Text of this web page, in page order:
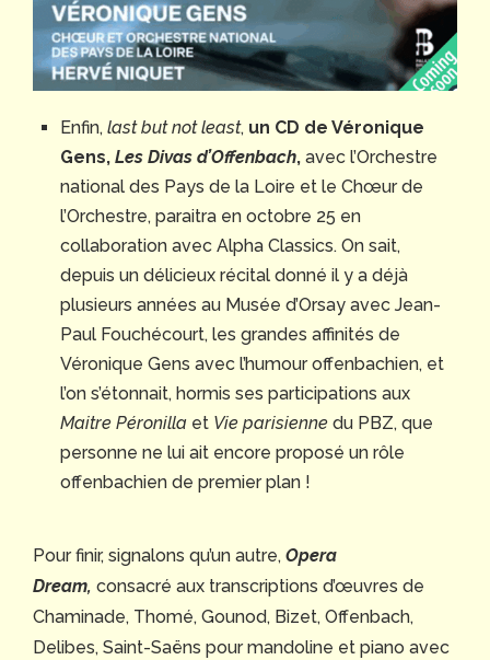
Enfin, last but not least, un CD de Véronique
Gens, Les Divas d’Offenbach, avec l’Orchestre
national des Pays de la Loire et le Chœur de
l’Orchestre, paraitra en octobre 25 en
collaboration avec Alpha Classics. On sait,
depuis un délicieux récital donné il y a déjà
plusieurs années au Musée d’Orsay avec Jean-
Paul Fouchécourt, les grandes affinités de
Véronique Gens avec l’humour offenbachien, et
l’on s’étonnait, hormis ses participations aux
Maitre Péronilla et Vie parisienne du PBZ, que
personne ne lui ait encore proposé un rôle
offenbachien de premier plan !
Pour finir, signalons qu’un autre, Opera
Dream, consacré aux transcriptions d’œuvres de
Chaminade, Thomé, Gounod, Bizet, Offenbach,
Delibes, Saint-Saëns pour mandoline et piano avec